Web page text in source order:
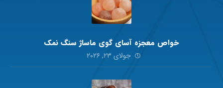
خواص معجزه آسای گوی ماساژ سنگ نمک
جولای ۲۳, ۲۰۲۶